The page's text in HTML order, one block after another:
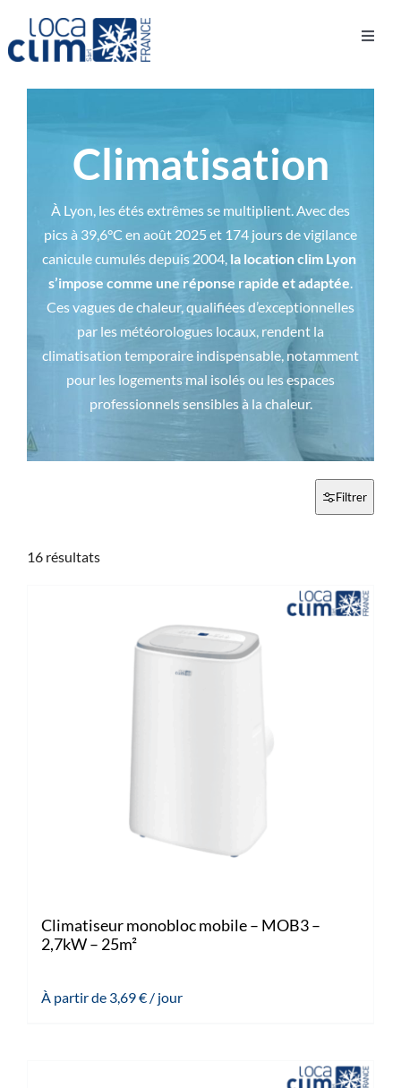
au
contenu
Toggle
Vos besoins
Services
Demandes techniques
Rechercher:
Accueil Location de climatiseur
Climatisation
À Lyon​​, les étés extrêmes se multiplient. Avec des
pics à 39,6°C en août 2025 et 174 jours de vigilance
canicule cumulés depuis 2004, la location clim Lyon ​
s’impose comme une réponse rapide et adaptée.
Ces vagues de chaleur, qualifiées d’exceptionnelles
par les météorologues locaux, rendent la
climatisation temporaire indispensable, notamment
pour les logements mal isolés ou les espaces
professionnels sensibles à la chaleur.
Filtrer
16 résultats
Climatiseur monobloc mobile – MOB3 –
2,7kW – 25m²
À partir de 3,69€/ jour